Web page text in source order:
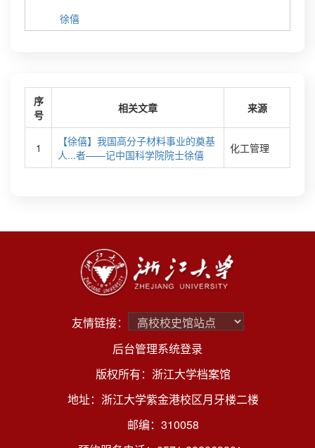
徐僖
序
号
相关文章 来源
1
【徐僖】我国高分子材料事业的奠基
人...者——记中国科学院院士徐僖
化工管理
友情链接：
后台管理系统登录
版权所有：浙江大学档案馆
地址：浙江大学紫金港校区月牙楼二楼
邮编：310058